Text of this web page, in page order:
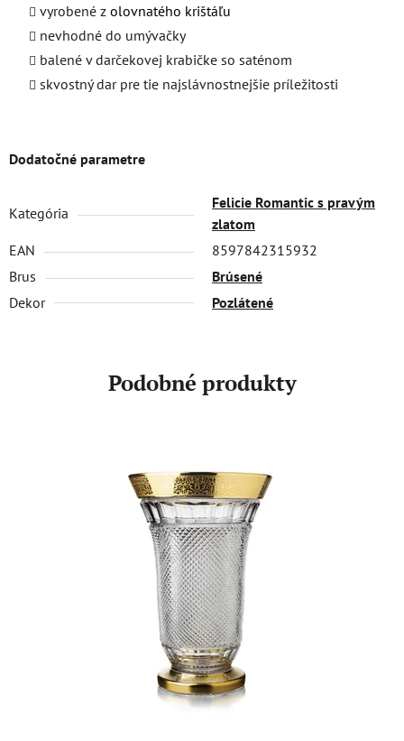
vyrobené z olovnatého krištáľu
nevhodné do umývačky
balené v darčekovej krabičke so saténom
skvostný dar pre tie najslávnostnejšie príležitosti
Dodatočné parametre
Kategória
Felicie Romantic s pravým
zlatom
EAN
8597842315932
Brus
Brúsené
Dekor
Pozlátené
Podobné produkty